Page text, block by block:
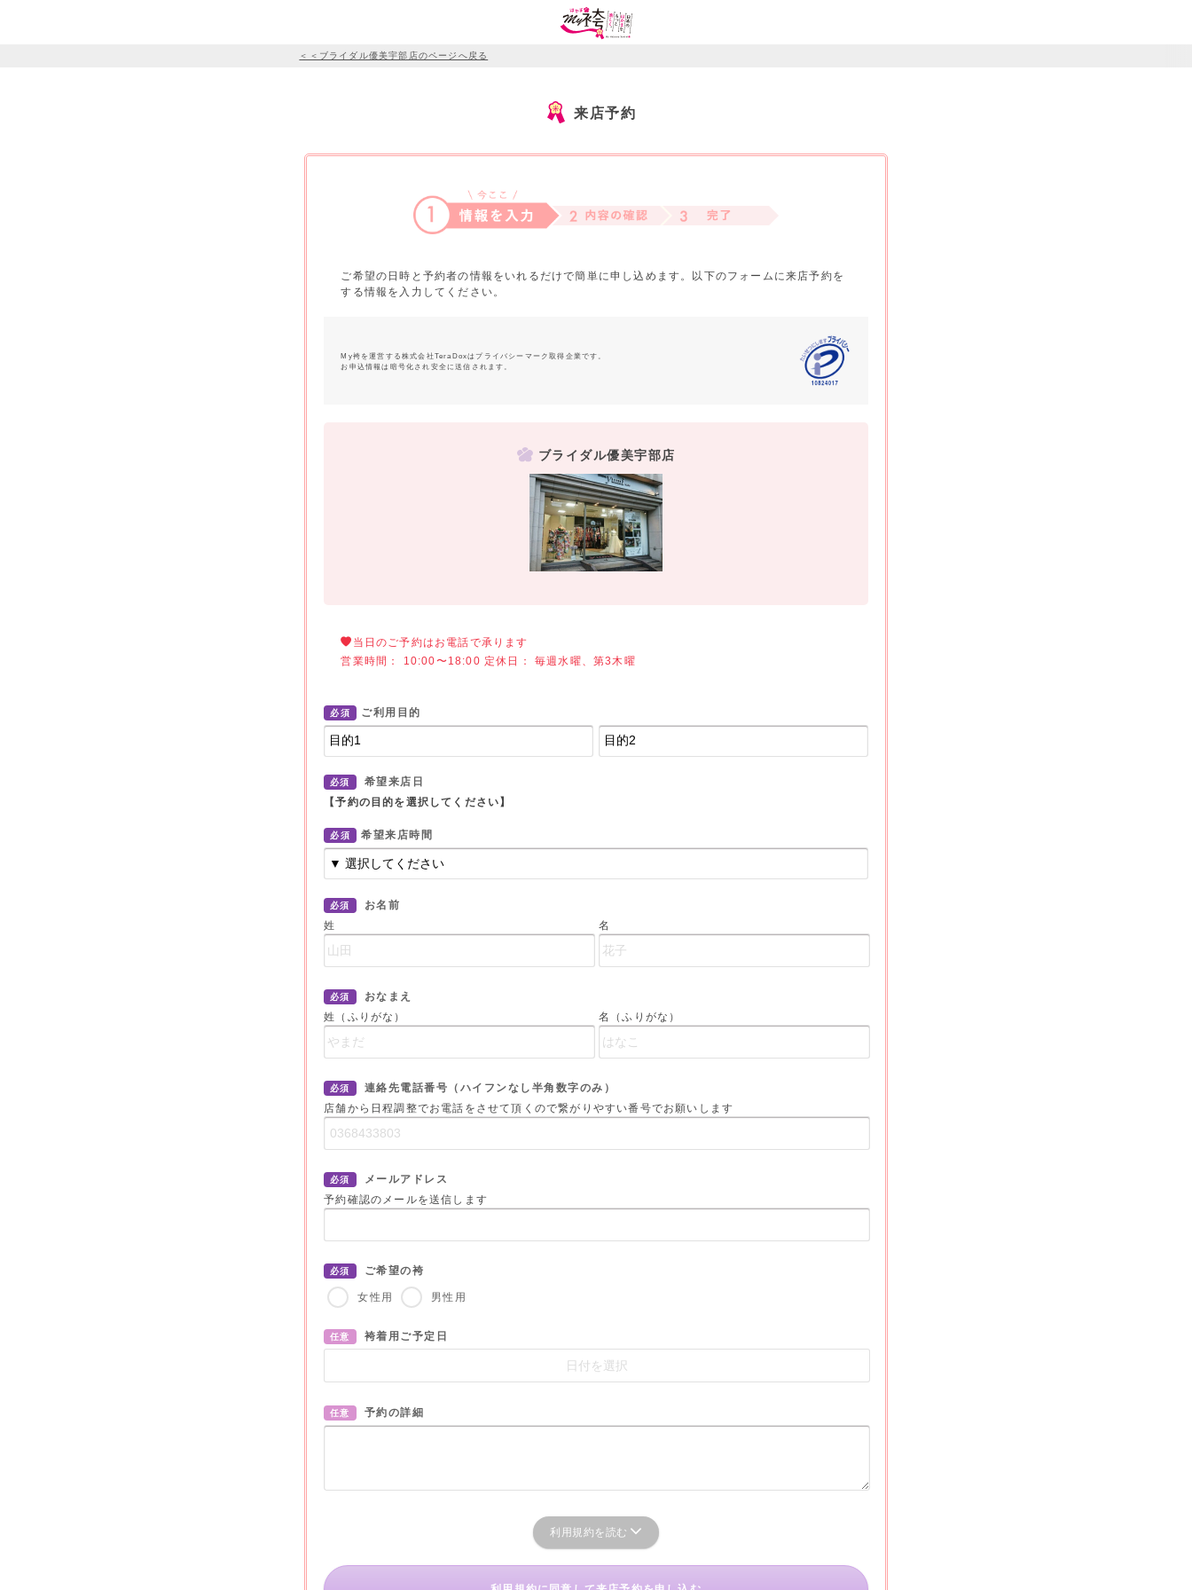
＜＜ブライダル優美宇部店のページへ戻る
来店予約
ご希望の日時と予約者の情報をいれるだけで簡単に申し込めます。以下のフォームに来店予約を
する情報を入力してください。
My袴を運営する株式会社TeraDoxはプライバシーマーク取得企業です。
お申込情報は暗号化され安全に送信されます。
ブライダル優美宇部店
当日のご予約はお電話で承ります
営業時間： 10:00〜18:00 定休日： 毎週水曜、第3木曜
必須 ご利用目的
必須
希望来店日
【予約の目的を選択してください】
必須 希望来店時間
必須
お名前
姓
名
必須
おなまえ
姓（ふりがな）
名（ふりがな）
必須
連絡先電話番号（ハイフンなし半角数字のみ）
店舗から日程調整でお電話をさせて頂くので繋がりやすい番号でお願いします
必須
メールアドレス
予約確認のメールを送信します
必須 ご希望の袴
女性用 男性用
任意 袴着用ご予定日
任意 予約の詳細
利用規約を読む